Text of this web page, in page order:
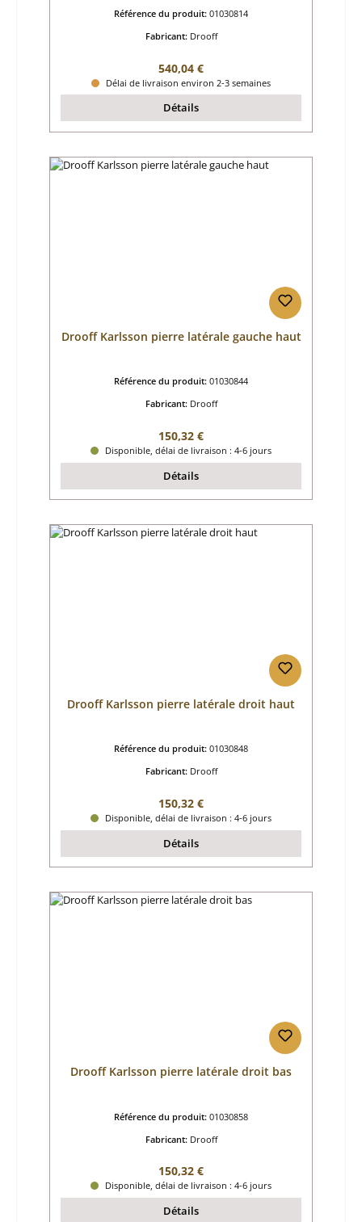
Référence du produit: 01030814
Fabricant: Drooff
Prix régulier :
540,04 €
Délai de livraison environ 2-3 semaines
Détails
Drooff Karlsson pierre latérale gauche haut
Référence du produit: 01030844
Fabricant: Drooff
Prix régulier :
150,32 €
Disponible, délai de livraison : 4-6 jours
Détails
Drooff Karlsson pierre latérale droit haut
Référence du produit: 01030848
Fabricant: Drooff
Prix régulier :
150,32 €
Disponible, délai de livraison : 4-6 jours
Détails
Drooff Karlsson pierre latérale droit bas
Référence du produit: 01030858
Fabricant: Drooff
Prix régulier :
150,32 €
Disponible, délai de livraison : 4-6 jours
Détails